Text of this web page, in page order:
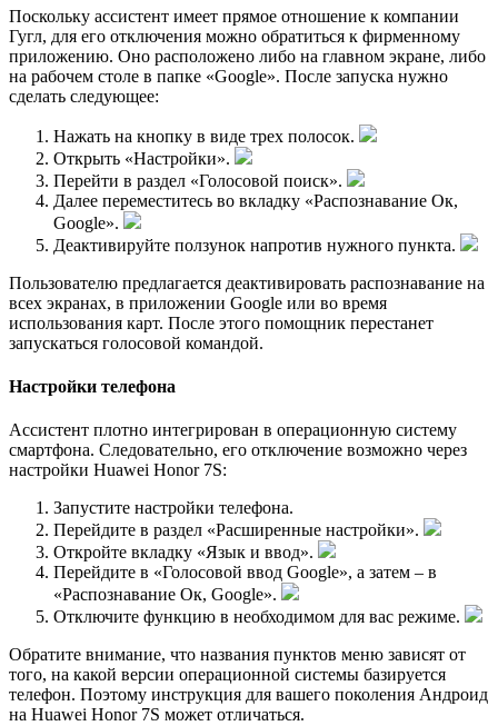
Поскольку ассистент имеет прямое отношение к компании
Гугл, для его отключения можно обратиться к фирменному
приложению. Оно расположено либо на главном экране, либо
на рабочем столе в папке «Google». После запуска нужно
сделать следующее:
Нажать на кнопку в виде трех полосок.
Открыть «Настройки».
Перейти в раздел «Голосовой поиск».
Далее переместитесь во вкладку «Распознавание Ок,
Google».
Деактивируйте ползунок напротив нужного пункта.
Пользователю предлагается деактивировать распознавание на
всех экранах, в приложении Google или во время
использования карт. После этого помощник перестанет
запускаться голосовой командой.
Настройки телефона
Ассистент плотно интегрирован в операционную систему
смартфона. Следовательно, его отключение возможно через
настройки Huawei Honor 7S:
Запустите настройки телефона.
Перейдите в раздел «Расширенные настройки».
Откройте вкладку «Язык и ввод».
Перейдите в «Голосовой ввод Google», а затем – в
«Распознавание Ок, Google».
Отключите функцию в необходимом для вас режиме.
Обратите внимание, что названия пунктов меню зависят от
того, на какой версии операционной системы базируется
телефон. Поэтому инструкция для вашего поколения Андроид
на Huawei Honor 7S может отличаться.